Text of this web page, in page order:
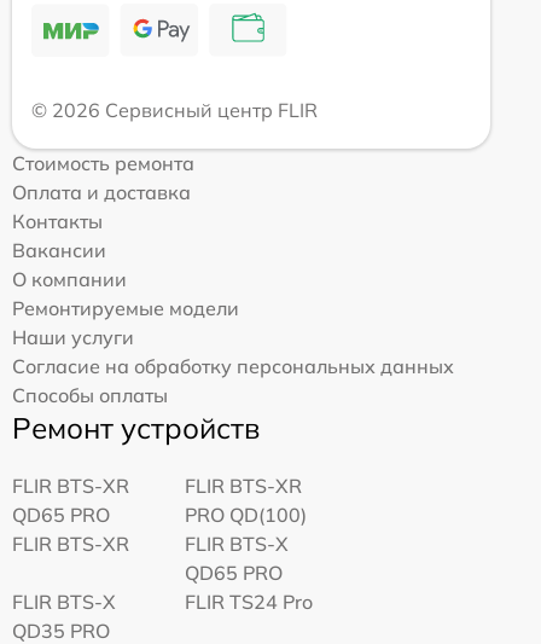
© 2026 Сервисный центр FLIR
Стоимость ремонта
Оплата и доставка
Контакты
Вакансии
О компании
Ремонтируемые модели
Наши услуги
Согласие на обработку персональных данных
Способы оплаты
Ремонт устройств
FLIR BTS-XR
QD65 PRO
FLIR BTS-XR
PRO QD(100)
FLIR BTS-XR
FLIR BTS-X
QD65 PRO
FLIR BTS-X
QD35 PRO
FLIR TS24 Pro